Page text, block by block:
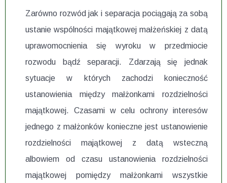
Zarówno rozwód jak i separacja pociągają za sobą
ustanie wspólności majątkowej małżeńskiej z datą
uprawomocnienia się wyroku w przedmiocie
rozwodu bądź separacji. Zdarzają się jednak
sytuacje w których zachodzi konieczność
ustanowienia między małżonkami rozdzielności
majątkowej. Czasami w celu ochrony interesów
jednego z małżonków konieczne jest ustanowienie
rozdzielności majątkowej z datą wsteczną
albowiem od czasu ustanowienia rozdzielności
majątkowej pomiędzy małżonkami wszystkie